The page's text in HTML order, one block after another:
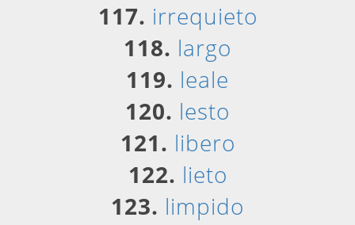
117. irrequieto
118. largo
119. leale
120. lesto
121. libero
122. lieto
123. limpido